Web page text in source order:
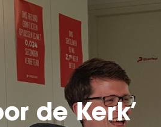
de Kerk’